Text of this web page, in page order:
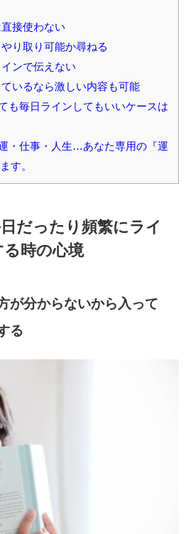
接使わない
り取り可能か尋ねる
ンで伝えない
いるなら激しい内容も可能
も毎日ラインしてもいいケースは
・仕事・人生…あなた専用の『運
す。
だったり頻繁にライ
時の心境
が分からないから入って
る